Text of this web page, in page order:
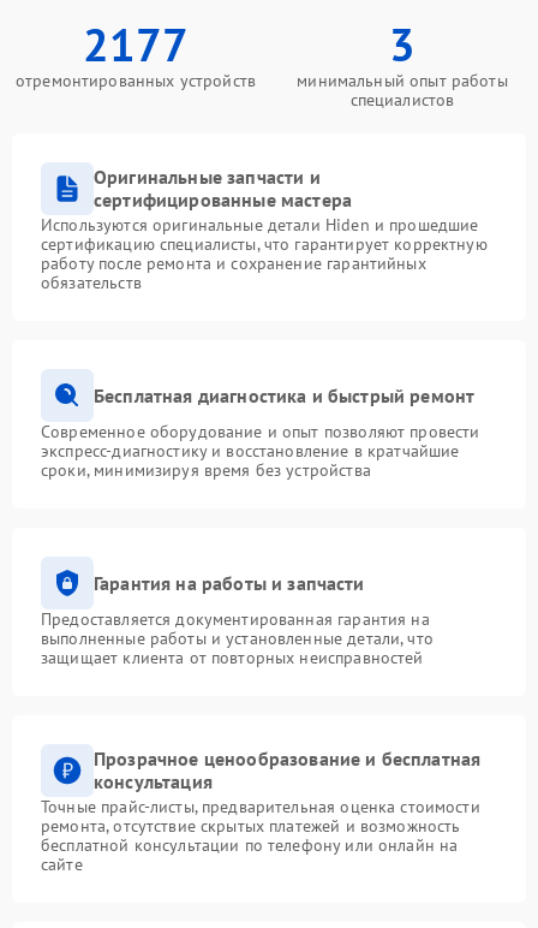
2177
отремонтированных устройств
3
минимальный опыт работы
специалистов
Оригинальные запчасти и
сертифицированные мастера
Используются оригинальные детали Hiden и прошедшие
сертификацию специалисты, что гарантирует корректную
работу после ремонта и сохранение гарантийных
обязательств
Бесплатная диагностика и быстрый ремонт
Современное оборудование и опыт позволяют провести
экспресс-диагностику и восстановление в кратчайшие
сроки, минимизируя время без устройства
Гарантия на работы и запчасти
Предоставляется документированная гарантия на
выполненные работы и установленные детали, что
защищает клиента от повторных неисправностей
Прозрачное ценообразование и бесплатная
консультация
Точные прайс-листы, предварительная оценка стоимости
ремонта, отсутствие скрытых платежей и возможность
бесплатной консультации по телефону или онлайн на
сайте